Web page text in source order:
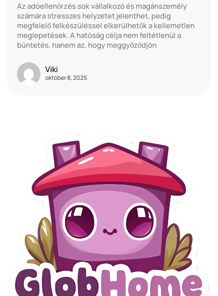
Az adóellenőrzés sok vállalkozó és magánszemély
számára stresszes helyzetet jelenthet, pedig
megfelelő felkészüléssel elkerülhetők a kellemetlen
meglepetések. A hatóság célja nem feltétlenül a
büntetés, hanem az, hogy meggyőződjön
Viki
október 8, 2025